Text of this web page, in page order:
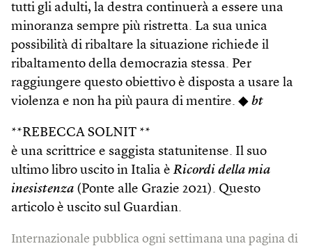
tutti gli adulti, la destra continuerà a essere una
minoranza sempre più ristretta. La sua unica
possibilità di ribaltare la situazione richiede il
ribaltamento della democrazia stessa. Per
raggiungere questo obiettivo è disposta a usare la
violenza e non ha più paura di mentire. ◆ bt
**REBECCA SOLNIT **
è una scrittrice e saggista statunitense. Il suo
ultimo libro uscito in Italia è Ricordi della mia
inesistenza (Ponte alle Grazie 2021). Questo
articolo è uscito sul Guardian.
Internazionale pubblica ogni settimana una pagina di